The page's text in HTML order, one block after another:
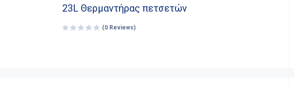
23L Θερμαντήρας πετσετών
(0 Reviews)